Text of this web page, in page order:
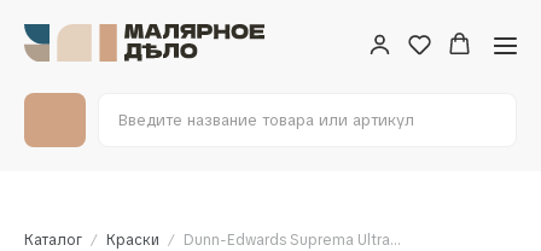
Каталог Краски Dunn-Edwards Suprema Ultra Premium Interior Flat 3,785л